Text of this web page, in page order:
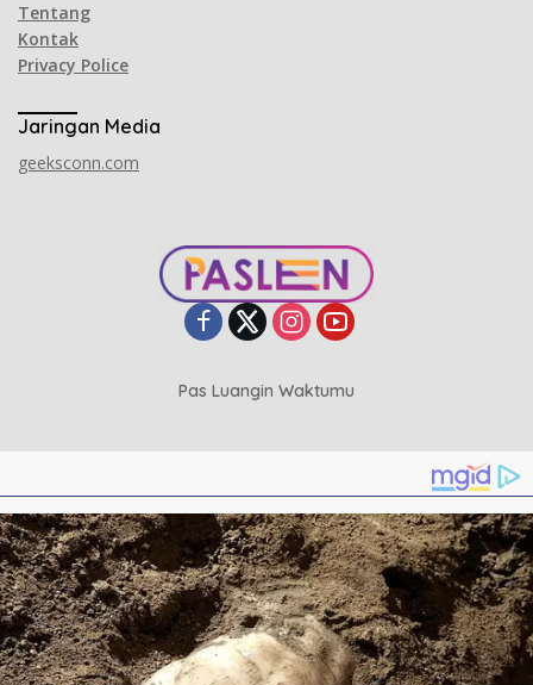
Tentang
Kontak
Privacy Police
Jaringan Media
geeksconn.com
Pas Luangin Waktumu